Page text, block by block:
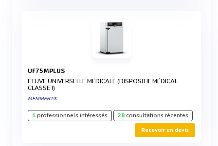
UF75MPLUS
ÉTUVE UNIVERSELLE MÉDICALE (DISPOSITIF MÉDICAL
CLASSE I)
MEMMERT®
1professionnels intéressés 28consultations récentes
Recevoir un devis